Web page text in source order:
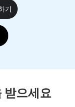
받으세요